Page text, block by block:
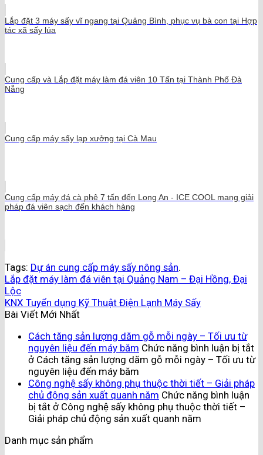
Lắp đặt 3 máy sấy vĩ ngang tại Quảng Bình, phục vụ bà con tại Hợp
tác xã sấy lúa
Cung cấp và Lắp đặt máy làm đá viên 10 Tấn tại Thành Phố Đà
Nẵng
Cung cấp máy sấy lạp xưởng tại Cà Mau
Cung cấp máy đá cà phê 7 tấn đến Long An - ICE COOL mang giải
pháp đá viên sạch đến khách hàng
Tags: Dự án cung cấp máy sấy nông sản.
Lắp đặt máy làm đá viên tại Quảng Nam – Đại Hồng, Đại
Lộc
KNX Tuyển dụng Kỹ Thuật Điện Lạnh Máy Sấy
Bài Viết Mới Nhất
Cách tăng sản lượng dăm gỗ mỗi ngày – Tối ưu từ
nguyên liệu đến máy băm Chức năng bình luận bị tắt
ở Cách tăng sản lượng dăm gỗ mỗi ngày – Tối ưu từ
nguyên liệu đến máy băm
Công nghệ sấy không phụ thuộc thời tiết – Giải pháp
chủ động sản xuất quanh năm Chức năng bình luận
bị tắt ở Công nghệ sấy không phụ thuộc thời tiết –
Giải pháp chủ động sản xuất quanh năm
Danh mục sản phẩm